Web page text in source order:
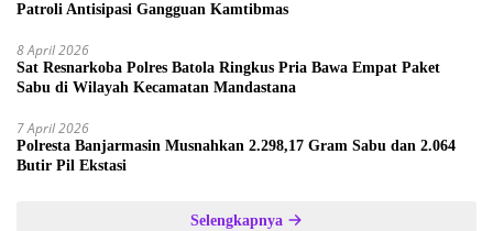
Patroli Antisipasi Gangguan Kamtibmas
8 April 2026
Sat Resnarkoba Polres Batola Ringkus Pria Bawa Empat Paket
Sabu di Wilayah Kecamatan Mandastana
7 April 2026
Polresta Banjarmasin Musnahkan 2.298,17 Gram Sabu dan 2.064
Butir Pil Ekstasi
Selengkapnya